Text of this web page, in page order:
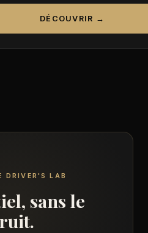
DÉCOUVRIR →
DRIVER'S LAB
sans le